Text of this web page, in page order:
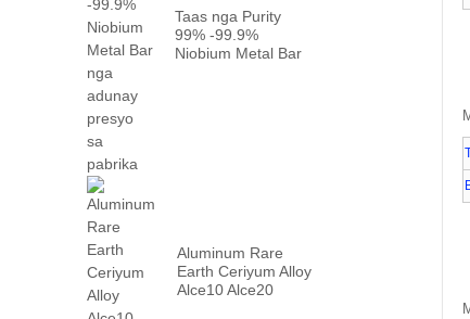
Taas nga Purity
99% -99.9%
Niobium Metal Bar
Aluminum Rare
Earth Ceriyum Alloy
Alce10 Alce20